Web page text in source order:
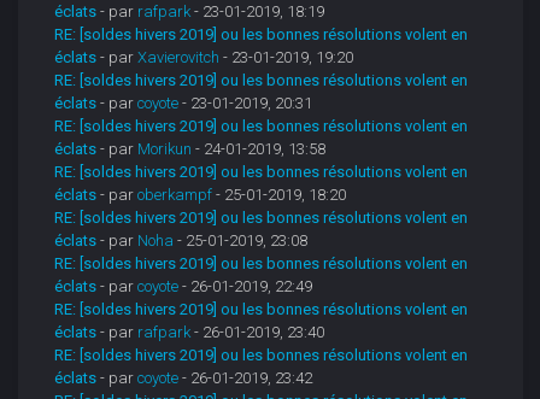
éclats - par rafpark - 23-01-2019, 18:19
RE: [soldes hivers 2019] ou les bonnes résolutions volent en
éclats - parXavierovitch - 23-01-2019, 19:20
RE: [soldes hivers 2019] ou les bonnes résolutions volent en
éclats - parcoyote - 23-01-2019, 20:31
RE: [soldes hivers 2019] ou les bonnes résolutions volent en
éclats - par Morikun - 24-01-2019, 13:58
RE: [soldes hivers 2019] ou les bonnes résolutions volent en
éclats - paroberkampf - 25-01-2019, 18:20
RE: [soldes hivers 2019] ou les bonnes résolutions volent en
éclats - par Noha - 25-01-2019, 23:08
RE: [soldes hivers 2019] ou les bonnes résolutions volent en
éclats - parcoyote - 26-01-2019, 22:49
RE: [soldes hivers 2019] ou les bonnes résolutions volent en
éclats - par rafpark - 26-01-2019, 23:40
RE: [soldes hivers 2019] ou les bonnes résolutions volent en
éclats - parcoyote - 26-01-2019, 23:42